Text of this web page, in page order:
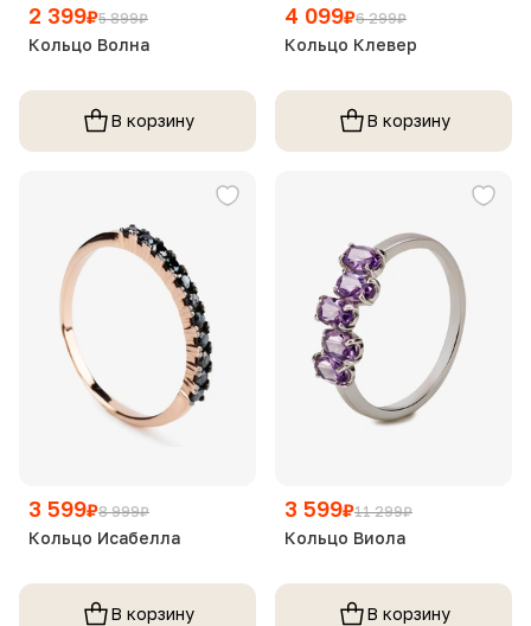
2 399₽5 899₽
Кольцо Волна
В корзину
4 099₽6 299₽
Кольцо Клевер
В корзину
3 599₽8 999₽
Кольцо Исабелла
В корзину
3 599₽11 299₽
Кольцо Виола
В корзину